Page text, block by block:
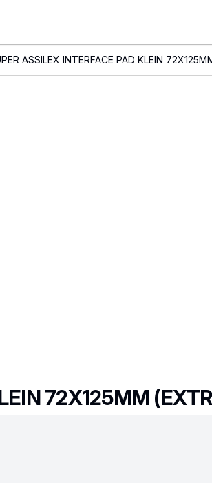
ASSILEX INTERFACE PAD KLEIN
72X125MM